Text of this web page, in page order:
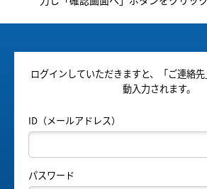
ログインしていただきますと、「ご連絡
動入力されます。
ID（メールアドレス）
パスワード